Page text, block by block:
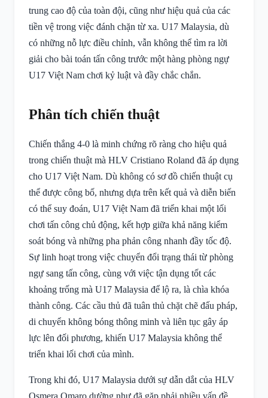
trung cao độ của toàn đội, cũng như hiệu quả của các
tiền vệ trong việc đánh chặn từ xa. U17 Malaysia, dù
có những nỗ lực điều chỉnh, vẫn không thể tìm ra lời
giải cho bài toán tấn công trước một hàng phòng ngự
U17 Việt Nam chơi kỷ luật và đầy chắc chắn.
Phân tích chiến thuật
Chiến thắng 4-0 là minh chứng rõ ràng cho hiệu quả
trong chiến thuật mà HLV Cristiano Roland đã áp dụng
cho U17 Việt Nam. Dù không có sơ đồ chiến thuật cụ
thể được công bố, nhưng dựa trên kết quả và diễn biến
có thể suy đoán, U17 Việt Nam đã triển khai một lối
chơi tấn công chủ động, kết hợp giữa khả năng kiểm
soát bóng và những pha phản công nhanh đầy tốc độ.
Sự linh hoạt trong việc chuyển đổi trạng thái từ phòng
ngự sang tấn công, cùng với việc tận dụng tốt các
khoảng trống mà U17 Malaysia để lộ ra, là chìa khóa
thành công. Các cầu thủ đã tuân thủ chặt chẽ đấu pháp,
di chuyển không bóng thông minh và liên tục gây áp
lực lên đối phương, khiến U17 Malaysia không thể
triển khai lối chơi của mình.
Trong khi đó, U17 Malaysia dưới sự dẫn dắt của HLV
Osmera Omaro dường như đã gặp phải nhiều vấn đề